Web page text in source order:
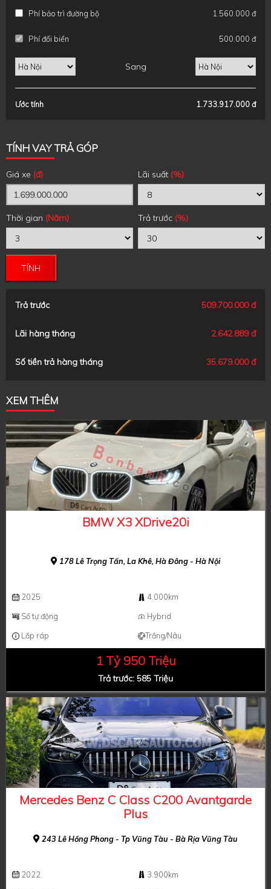
Phí bảo trì đường bộ 1.560.000 đ
Phí đổi biển 500.000 đ
Sang
Ước tính 1.733.917.000 đ
TÍNH VAY TRẢ GÓP
Giá xe (đ) Lãi suất (%)
Thời gian (Năm) Trả trước (%)
TÍNH
Trả trước 509.700.000 đ
Lãi hàng tháng 2.642.889 đ
Số tiền trả hàng tháng 35.679.000 đ
XEM THÊM
BMW X3 XDrive20i
178 Lê Trọng Tấn, La Khê, Hà Đông - Hà Nội
2025
4.000km
Số tự động
Hybrid
Lắp ráp
Trắng/Nâu
1 Tỷ 950 Triệu
Trả trước: 585 Triệu
Mercedes Benz C Class C200 Avantgarde
Plus
243 Lê Hồng Phong - Tp Vũng Tàu - Bà Rịa Vũng Tàu
2022
3.900km